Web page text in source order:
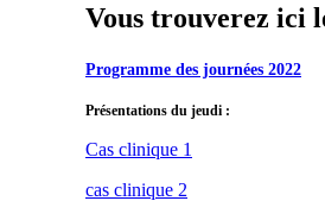
Vous trouverez ici
Programme des journées 2022
Présentations du jeudi :
Cas clinique 1
cas clinique 2